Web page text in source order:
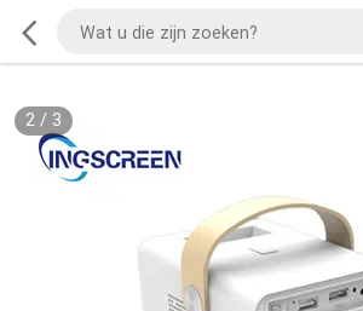
2/ 3